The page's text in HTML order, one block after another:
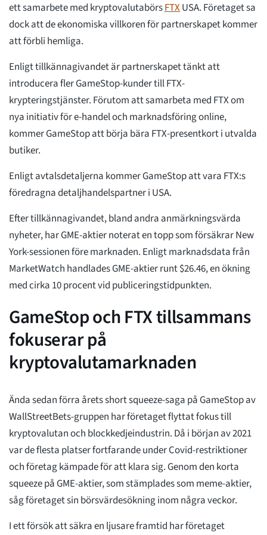
ett samarbete med kryptovalutabörsFTXUSA. Företaget sa
dock att de ekonomiska villkoren för partnerskapet kommer
att förbli hemliga.
Enligt tillkännagivandet är partnerskapet tänkt att
introducera fler GameStop-kunder till FTX-
krypteringstjänster. Förutom att samarbeta med FTX om
nya initiativ för e-handel och marknadsföring online,
kommer GameStop att börja bära FTX-presentkort i utvalda
butiker.
Enligt avtalsdetaljerna kommer GameStop att vara FTX:s
föredragna detaljhandelspartner i USA.
Efter tillkännagivandet, bland andra anmärkningsvärda
nyheter, har GME-aktier noterat en topp som försäkrar New
York-sessionen före marknaden. Enligt marknadsdata från
MarketWatch handlades GME-aktier runt $26.46, en ökning
med cirka 10 procent vid publiceringstidpunkten.
GameStop och FTX tillsammans
fokuserar på
kryptovalutamarknaden
Ända sedan förra årets short squeeze-saga på GameStop av
WallStreetBets-gruppen har företaget flyttat fokus till
kryptovalutan och blockkedjeindustrin. Då i början av 2021
var de flesta platser fortfarande under Covid-restriktioner
och företag kämpade för att klara sig. Genom den korta
squeeze på GME-aktier, som stämplades som meme-aktier,
såg företaget sin börsvärdesökning inom några veckor.
I ett försök att säkra en ljusare framtid har företaget